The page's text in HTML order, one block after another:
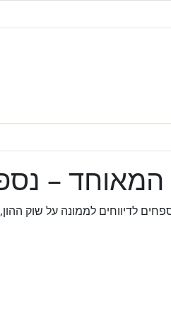
המאוחד –
לדיווחים לממונה על שוק